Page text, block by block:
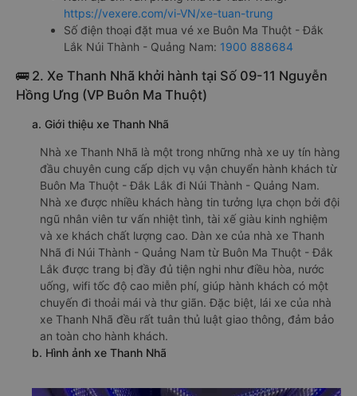
Thuột - Đắk Lắk đi Núi Thành - Quảng Nam Tuấn Trung
Văn phòng xe Tuấn Trung ở Buôn Ma Thuột - Đắk Lắk:
Xem địa chỉ văn phòng nhà xe Tuấn Trung:
https://vexere.com/vi-VN/xe-tuan-trung
Số điện thoại đặt mua vé xe Buôn Ma Thuột - Đắk
Lắk Núi Thành - Quảng Nam:
🚌 2. Xe Thanh Nhã khởi hành tại Số 09-11 Nguyễn
Hồng Ưng (VP Buôn Ma Thuột)
a. Giới thiệu xe Thanh Nhã
Nhà xe Thanh Nhã là một trong những nhà xe uy tín hàng
đầu chuyên cung cấp dịch vụ vận chuyển hành khách từ
Buôn Ma Thuột - Đắk Lắk đi Núi Thành - Quảng Nam.
Nhà xe được nhiều khách hàng tin tưởng lựa chọn bởi đội
ngũ nhân viên tư vấn nhiệt tình, tài xế giàu kinh nghiệm
và xe khách chất lượng cao. Dàn xe của nhà xe Thanh
Nhã đi Núi Thành - Quảng Nam từ Buôn Ma Thuột - Đắk
Lắk được trang bị đầy đủ tiện nghi như điều hòa, nước
uống, wifi tốc độ cao miễn phí, giúp hành khách có một
chuyến đi thoải mái và thư giãn. Đặc biệt, lái xe của nhà
an toàn cho hành khách.